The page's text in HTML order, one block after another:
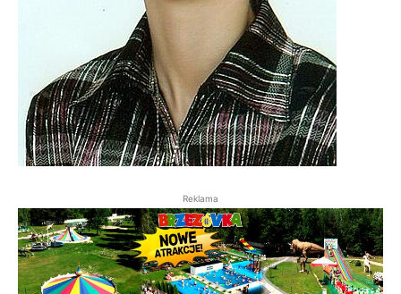
Reklama